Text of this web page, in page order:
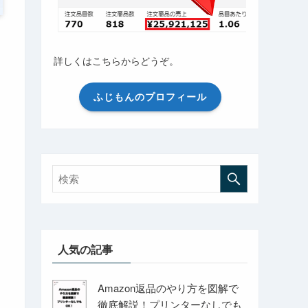
詳しくはこちらからどうぞ。
ふじもんのプロフィール
人気の記事
Amazon返品のやり方を図解で
徹底解説！プリンターなしでも